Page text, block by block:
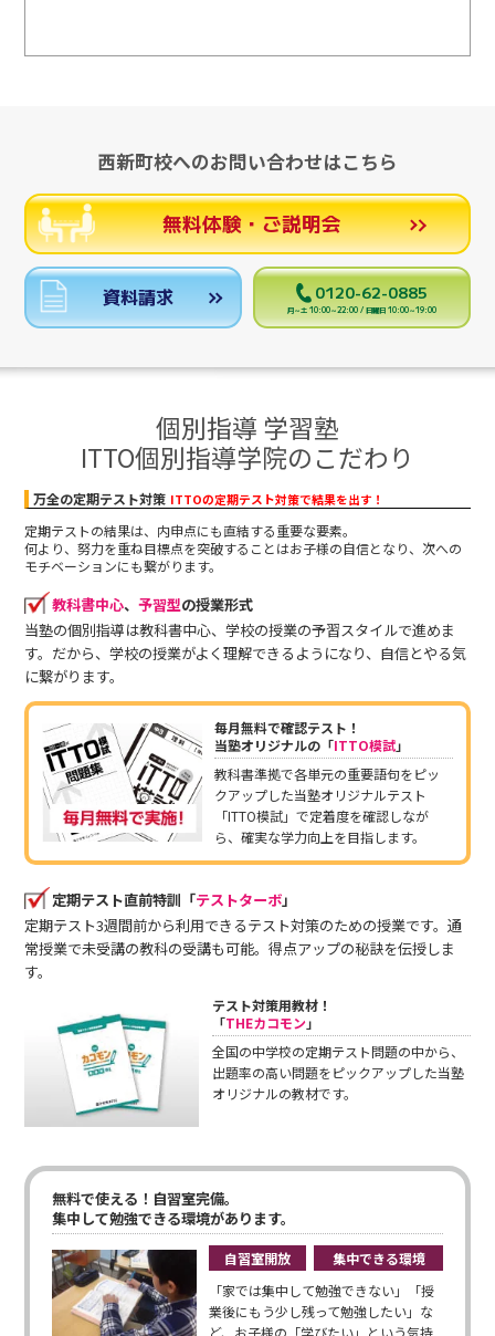
西新町校へのお問い合わせはこちら
無料体験・ご説明会
資料請求 0120-62-0885
月～土 10:00～22:00 / 日曜日 10:00～19:00
個別指導 学習塾
ITTO個別指導学院のこだわり
万全の定期テスト対策 ITTOの定期テスト対策で結果を出す！
定期テストの結果は、内申点にも直結する重要な要素。
何より、努力を重ね目標点を突破することはお子様の自信となり、次への
モチベーションにも繋がります。
教科書中心、 予習型の授業形式
当塾の個別指導は教科書中心、学校の授業の予習スタイルで進めま
す。だから、学校の授業がよく理解できるようになり、自信とやる気
に繋がります。
毎月無料で確認テスト！
当塾オリジナルの「ITTO模試」
教科書準拠で各単元の重要語句をピッ
クアップした当塾オリジナルテスト
「ITTO模試」で定着度を確認しなが
ら、確実な学力向上を目指します。
定期テスト直前特訓「テストターボ」
定期テスト3週間前から利用できるテスト対策のための授業です。通
常授業で未受講の教科の受講も可能。得点アップの秘訣を伝授しま
す。
テスト対策用教材！
「THEカコモン」
全国の中学校の定期テスト問題の中から、
出題率の高い問題をピックアップした当塾
オリジナルの教材です。
無料で使える！自習室完備。
集中して勉強できる環境があります。
自習室開放
集中できる環境
「家では集中して勉強できない」「授
業後にもう少し残って勉強したい」な